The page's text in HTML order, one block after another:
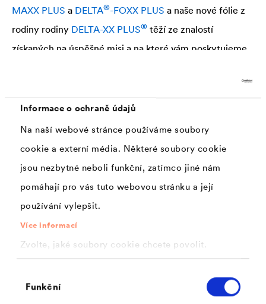
Informace o ochraně údajů
Na naší webové stránce používáme soubory
cookie a externí média. Některé soubory cookie
jsou nezbytné neboli funkční, zatímco jiné nám
pomáhají pro vás tuto webovou stránku a její
používání vylepšit.
Více informací
Zvolte, jaké soubory cookie chcete povolit.
souhlasu
Funkční
MAXX PLUS a DELTA®-FOXX PLUS a naše nové fólie z
rodiny rodiny DELTA-XX PLUS® těží ze znalostí
získaných na úspěšné misi a na které vám poskytujeme
podmínkami, které najdete
Pustit film: